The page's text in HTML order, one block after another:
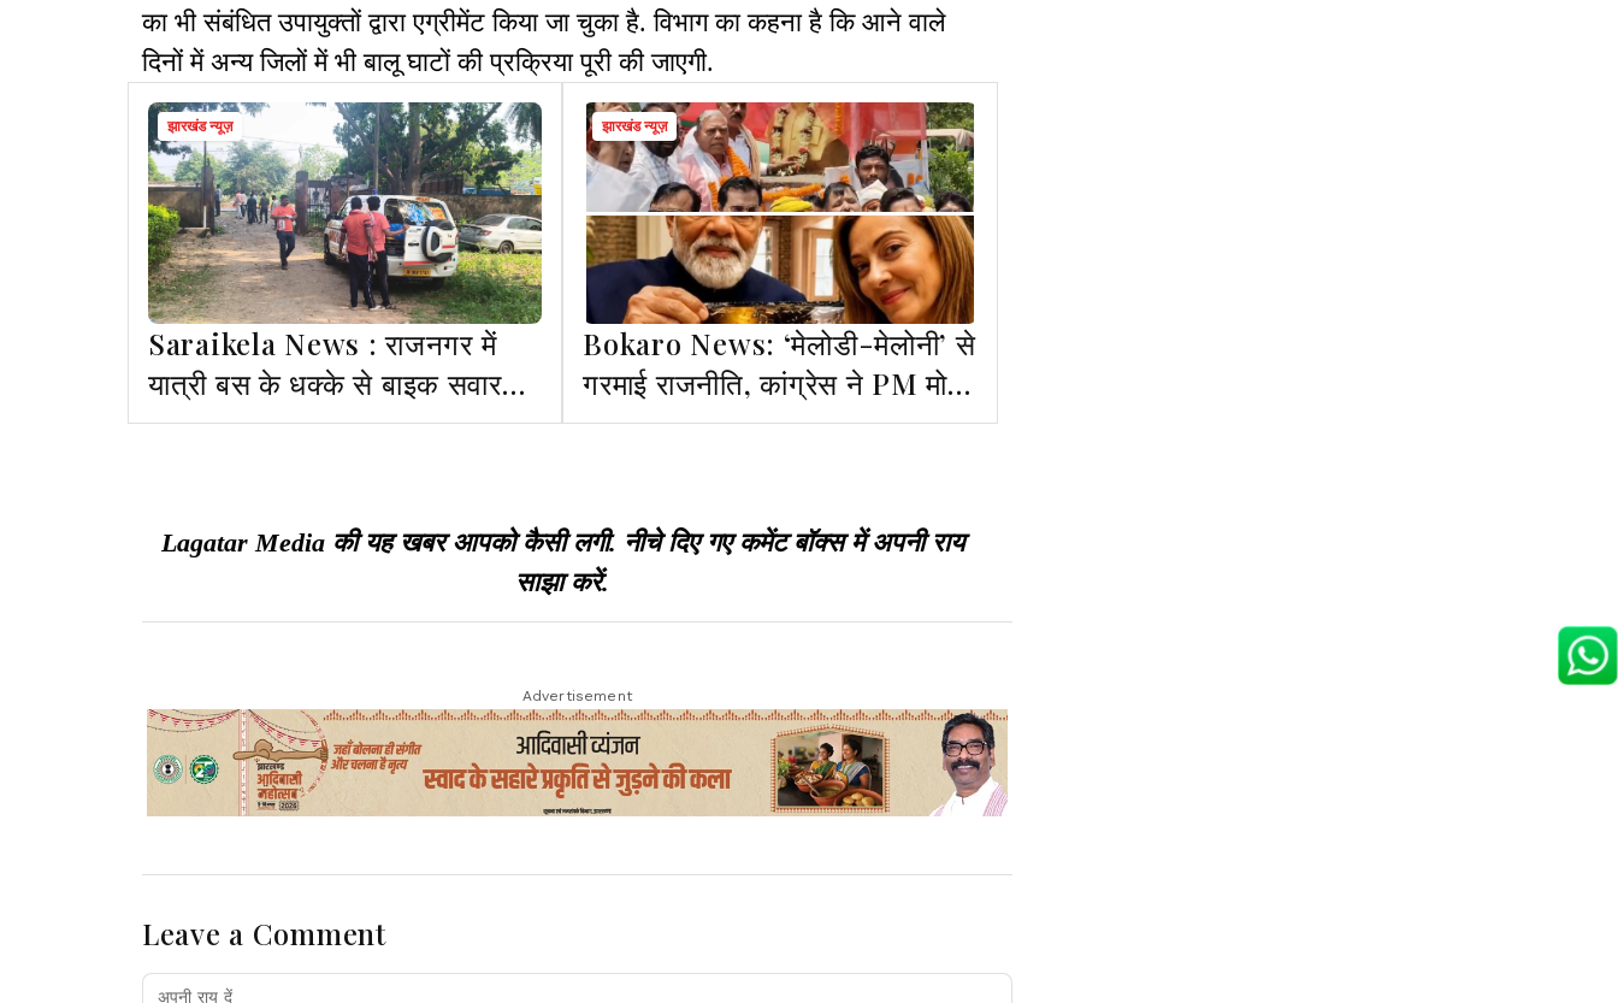
का भी संबंधित उपायुक्तों द्वारा एग्रीमेंट किया जा चुका है. विभाग का कहना है कि आने वाले
दिनों में अन्य जिलों में भी बालू घाटों की प्रक्रिया पूरी की जाएगी.
झारखंड न्यूज़
Saraikela News : राजनगर में
यात्री बस के धक्के से बाइक सवार
युवक की मौत
झारखंड न्यूज़
Bokaro News: ‘मेलोडी-मेलोनी’ से
गरमाई राजनीति, कांग्रेस ने PM मोदी
पर बोला हमला
Lagatar Media की यह खबर आपको कैसी लगी. नीचे दिए गए कमेंट बॉक्स में अपनी राय
साझा करें.
Advertisement
Leave a Comment